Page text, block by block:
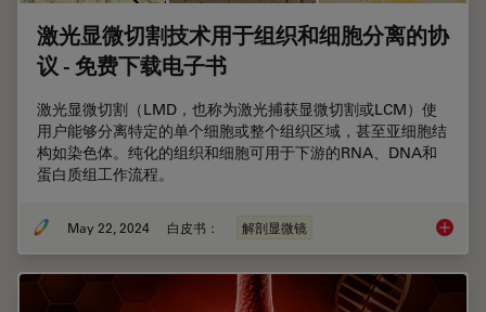
激光显微切割技术用于组织和细胞分离的协
议 - 免费下载电子书
激光显微切割（LMD，也称为激光捕获显微切割或LCM）使
用户能够分离特定的单个细胞或整个组织区域，甚至亚细胞结
构如染色体。纯化的组织和细胞可用于下游的RNA、DNA和
蛋白质组工作流程。
May 22, 2024 白皮书： 解剖显微镜 激光显